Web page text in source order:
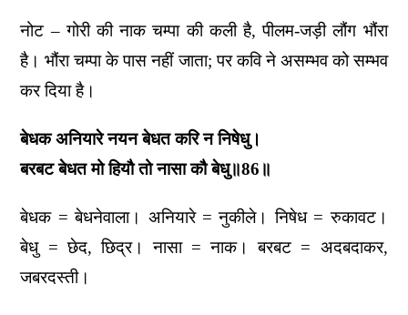
नोट – गोरी की नाक चम्पा की कली है, पीलम-जड़ी लौंग भौंरा
है। भौंरा चम्पा के पास नहीं जाता; पर कवि ने असम्भव को सम्भव
कर दिया है।
बेधक अनियारे नयन बेधत करि न निषेधु।
बरबट बेधत मो हियौ तो नासा कौ बेधु॥86॥
बेधक = बेधनेवाला। अनियारे = नुकीले। निषेध = रुकावट।
बेधु = छेद, छिद्र। नासा = नाक। बरबट = अदबदाकर,
जबरदस्ती।